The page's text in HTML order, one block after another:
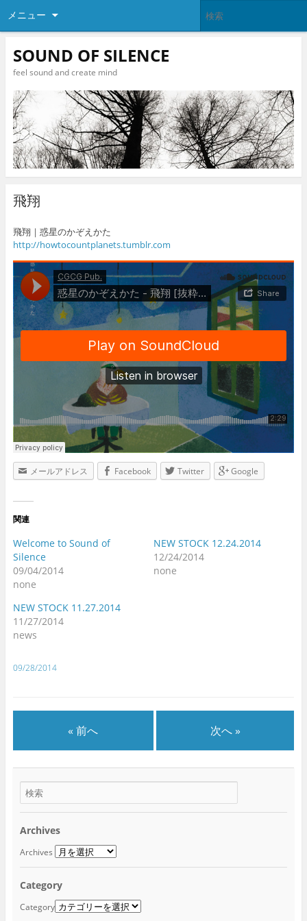
メニュー
SOUND OF SILENCE
feel sound and create mind
飛翔
飛翔｜惑星のかぞえかた
http://howtocountplanets.tumblr.com
メールアドレス Facebook Twitter Google
関連
Welcome to Sound of
Silence
09/04/2014
none
NEW STOCK 12.24.2014
12/24/2014
none
NEW STOCK 11.27.2014
11/27/2014
news
09/28/2014
« 前へ 次へ »
Archives
Archives
Category
Category